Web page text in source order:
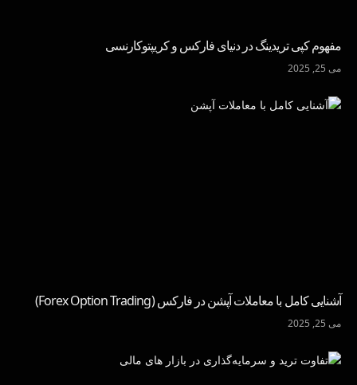
مفهوم کپی تریدینگ در دنیای فارکس و کریپتوکارنسی
می 25, 2025
آشنایی کامل با معاملات آپشن در فارکس (Forex Option Trading)
می 25, 2025